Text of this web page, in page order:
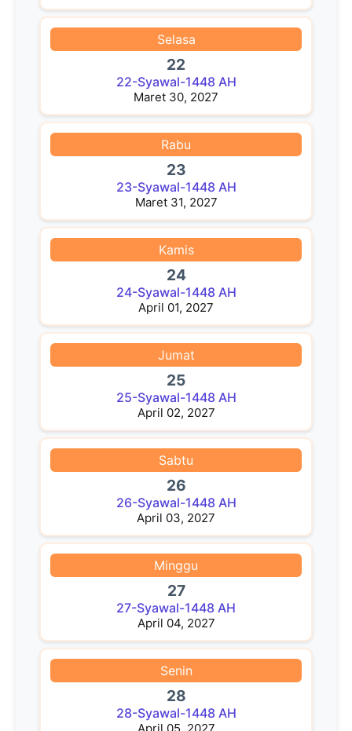
Selasa
22
22-Syawal-1448 AH
Maret 30, 2027
Rabu
23
23-Syawal-1448 AH
Maret 31, 2027
Kamis
24
24-Syawal-1448 AH
April 01, 2027
Jumat
25
25-Syawal-1448 AH
April 02, 2027
Sabtu
26
26-Syawal-1448 AH
April 03, 2027
Minggu
27
27-Syawal-1448 AH
April 04, 2027
Senin
28
28-Syawal-1448 AH